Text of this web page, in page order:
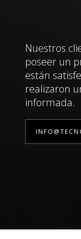
Nuestros
poseer un
están
realizaron
informada.